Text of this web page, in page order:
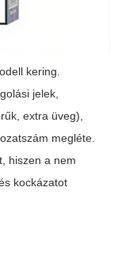
kering.
jelek,
extra üveg),
megléte.
hiszen a nem
kockázatot